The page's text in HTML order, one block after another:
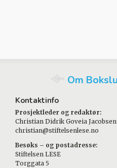
Om
Kontaktinfo
Prosjektleder og redaktør:
Christian Didrik Goveia Jacobsen
christian@stiftelsenlese.no
Besøks – og postadresse:
Stiftelsen LESE
Torggata 5